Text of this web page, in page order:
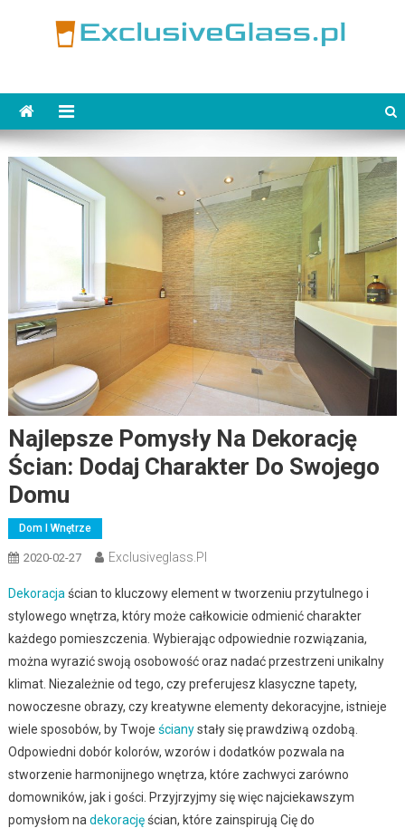
Najlepsze Pomysły Na Dekorację
Ścian: Dodaj Charakter Do Swojego
Domu
Dom I Wnętrze
2020-02-27 Exclusiveglass.pl
Dekoracja ścian to kluczowy element w tworzeniu przytulnego i
stylowego wnętrza, który może całkowicie odmienić charakter
każdego pomieszczenia. Wybierając odpowiednie rozwiązania,
można wyrazić swoją osobowość oraz nadać przestrzeni unikalny
klimat. Niezależnie od tego, czy preferujesz klasyczne tapety,
nowoczesne obrazy, czy kreatywne elementy dekoracyjne, istnieje
wiele sposobów, by Twoje ścianystały się prawdziwą ozdobą.
Odpowiedni dobór kolorów, wzorów i dodatków pozwala na
stworzenie harmonijnego wnętrza, które zachwyci zarówno
domowników, jak i gości. Przyjrzyjmy się więc najciekawszym
pomysłom na dekoracjęścian, które zainspirują Cię do